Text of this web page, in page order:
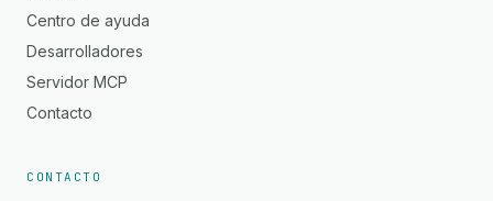
Centro de ayuda
Desarrolladores
Servidor MCP
Contacto
CONTACTO